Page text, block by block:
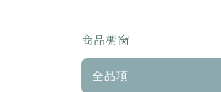
商品櫥窗
全品項